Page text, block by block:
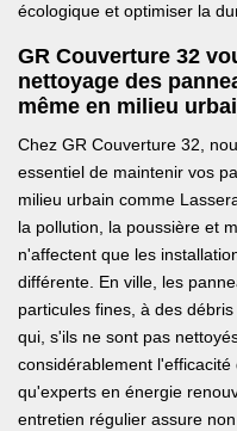
écologique et optimiser la
GR Couverture 32
nettoyage des
même en milieu
Chez GR Couverture 32,
essentiel de maintenir vos
milieu urbain comme
la pollution, la poussière et
n'affectent que les
différente. En ville, les
particules fines, à des
qui, s'ils ne sont pas
considérablement
qu'experts en énergie
entretien régulier assure